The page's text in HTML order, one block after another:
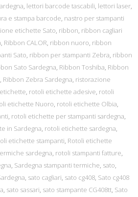
, lettori barcode tascabili, lettori laser,
e stampa barcode, nastro per stampanti
etichette Sato, ribbon, ribbon cagliari
, Ribbon CALOR, ribbon nuoro, ribbon
Sato, ribbon per stampanti Zebra, ribbon
Sato Sardegna, Ribbon Toshiba, Ribbon
, Ribbon Zebra Sardegna, ristorazione
, rotoli etichette adesive, rotoli
etichette Nuoro, rotoli etichette Olbia,
, rotoli etichette per stampanti sardegna,
in Sardegna, rotoli etichette sardegna,
etichette stampanti, Rotoli etichette
sardegna, rotoli stampanti fatture,
, Sardegna stampanti termiche, sato,
, sato cagliari, sato cg408, Sato cg408
, sato sassari, sato stampante CG408tt, Sato